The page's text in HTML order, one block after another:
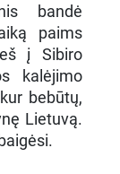
bandė
paims
į Sibiro
kalėjimo
bebūtų,
Lietuvą.